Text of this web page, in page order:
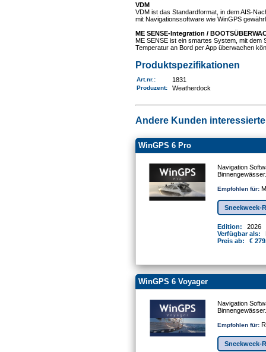
VDM
VDM ist das Standardformat, in dem AIS-
mit Navigationssoftware wie WinGPS
ME SENSE-Integration /
ME SENSE ist ein smartes System, mit dem
Temperatur an Bord per App überwachen
Produktspezifikationen
Art.nr. : 1831
Produzent: Weatherdock
Andere Kunden
WinGPS 6 Pro
Navigation
Binnengewässer.
Empfohlen für:
Sneekweek-
Edition:
2026
Verfügbar als:
Preis ab:
€
WinGPS 6 Voyager
Navigation
Binnengewässer.
Empfohlen für:
Sneekweek-